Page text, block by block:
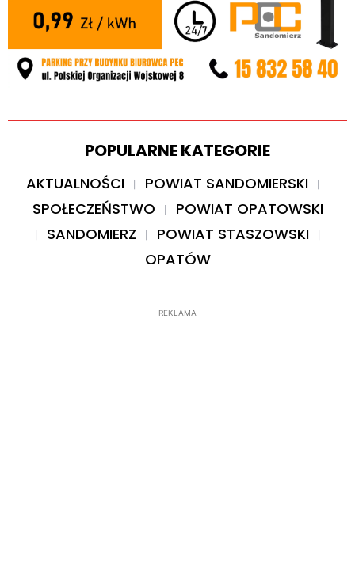
POPULARNE KATEGORIE
AKTUALNOŚCI
POWIAT SANDOMIERSKI
SPOŁECZEŃSTWO
POWIAT OPATOWSKI
SANDOMIERZ
POWIAT STASZOWSKI
OPATÓW
REKLAMA